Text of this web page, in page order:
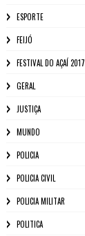
ESPORTE
FEIJÓ
FESTIVAL DO AÇAÍ 2017
GERAL
JUSTIÇA
MUNDO
POLICIA
POLICIA CIVIL
POLICIA MILITAR
POLITICA